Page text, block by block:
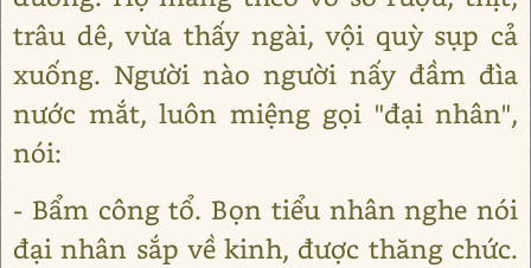
trâu dê, vừa thấy ngài, vội quỳ sụp cả
xuống. Người nào người nấy đầm đìa
nước mắt, luôn miệng gọi "đại nhân",
nói:
- Bẩm công tổ. Bọn tiểu nhân nghe nói
đại nhân sắp về kinh, được thăng chức.